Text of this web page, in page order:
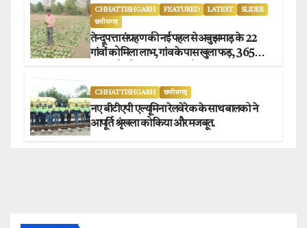
CHHATTISHGARH FEATURED LATEST
SLIDER
छत्तीसगढ़
तेन्दूपत्ता संग्रहण की नई पहल से अबुझमाड़ के 22
गांवों को मिला लाभ, गांव के पास खुला फड़, 365
CHHATTISHGARH छत्तीसगढ़
नए बीटीएपी एल्यूमिना रेलवे रेक के साथ बालको ने
आपूर्ति श्रृंखला को किया और मजबूत.